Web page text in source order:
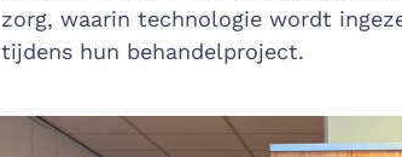
zorg, waarin technologie wordt
tijdens hun behandelproject.